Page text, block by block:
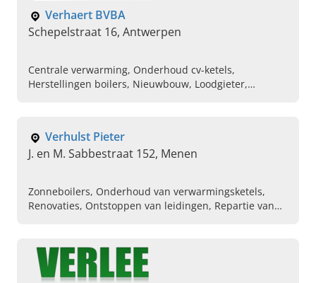
Verhaert BVBA
Schepelstraat 16, Antwerpen
Centrale verwarming, Onderhoud cv-ketels,
Herstellingen boilers, Nieuwbouw, Loodgieter,
Verhulst Pieter
J. en M. Sabbestraat 152, Menen
Zonneboilers, Onderhoud van verwarmingsketels,
Renovaties, Ontstoppen van leidingen, Repartie van